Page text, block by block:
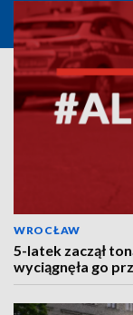
WROCŁAW
5-latek zaczął
wyciągnęła go